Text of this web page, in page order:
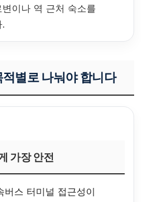
이나 역 근처 숙소를
별로 나눠야 합니다
가장 안전
버스 터미널 접근성이